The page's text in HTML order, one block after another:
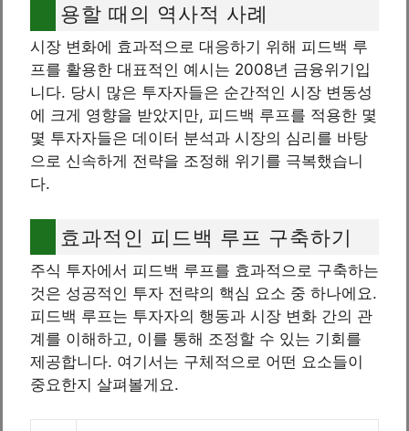
용할 때의 역사적 사례
시장 변화에 효과적으로 대응하기 위해 피드백 루
프를 활용한 대표적인 예시는 2008년 금융위기입
니다. 당시 많은 투자자들은 순간적인 시장 변동성
에 크게 영향을 받았지만, 피드백 루프를 적용한 몇
몇 투자자들은 데이터 분석과 시장의 심리를 바탕
으로 신속하게 전략을 조정해 위기를 극복했습니
다.
효과적인 피드백 루프 구축하기
주식 투자에서 피드백 루프를 효과적으로 구축하는
것은 성공적인 투자 전략의 핵심 요소 중 하나에요.
피드백 루프는 투자자의 행동과 시장 변화 간의 관
계를 이해하고, 이를 통해 조정할 수 있는 기회를
제공합니다. 여기서는 구체적으로 어떤 요소들이
중요한지 살펴볼게요.